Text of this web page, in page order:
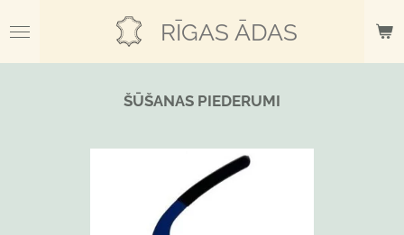
to
main
RĪGAS ĀDAS
ŠŪŠANAS PIEDERUMI